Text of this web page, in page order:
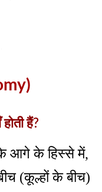
हैं?
आगे के हिस्से में,
(कूल्हों के बीच)